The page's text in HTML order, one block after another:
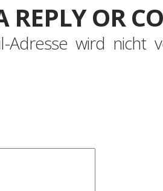
REPLY OR
Adresse wird nicht